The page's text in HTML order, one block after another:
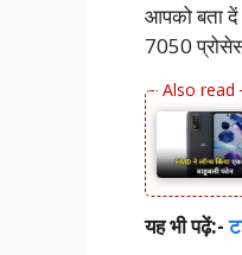
आपको बता
7050
यह भी पढ़ें:-